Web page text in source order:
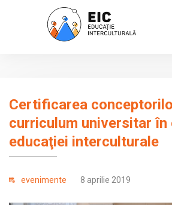
Certificarea
curriculum universitar în
educaţiei interculturale
evenimente 8 aprilie 2019